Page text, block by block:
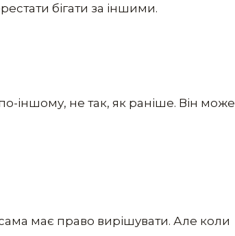
бігати за іншими.
іншому, не так, як раніше. Він може
сама має право вирішувати. Але коли